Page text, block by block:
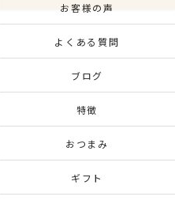
お客様の声
よくある質問
ブログ
特徴
おつまみ
ギフト